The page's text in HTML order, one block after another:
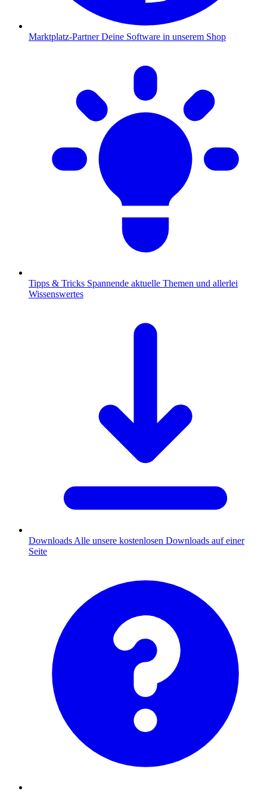
Marktplatz-Partner Deine Software in unserem Shop
Tipps & Tricks Spannende aktuelle Themen und allerlei
Wissenswertes
Downloads Alle unsere kostenlosen Downloads auf einer
Seite